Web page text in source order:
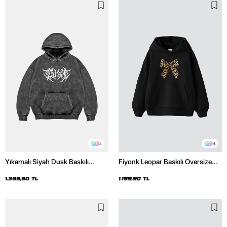
3
Yıkamalı Siyah Dusk Baskılı
1.399,90 TL
4
Fiyonk Leopar Baskılı Oversize
1.199,90 TL